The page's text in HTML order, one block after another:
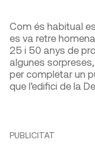
Com és habitual
es va retre
25 i 50 anys de
algunes
per completar un
que l’edifici de la
PUBLICITAT